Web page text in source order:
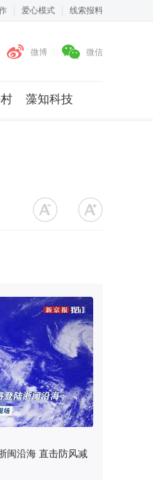
爱心模式 线索报料
微博 微信
藻知科技
闽沿海 直击防风减